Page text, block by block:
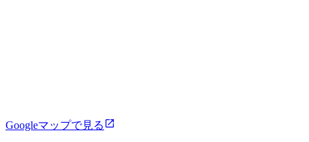
Googleマップで見る